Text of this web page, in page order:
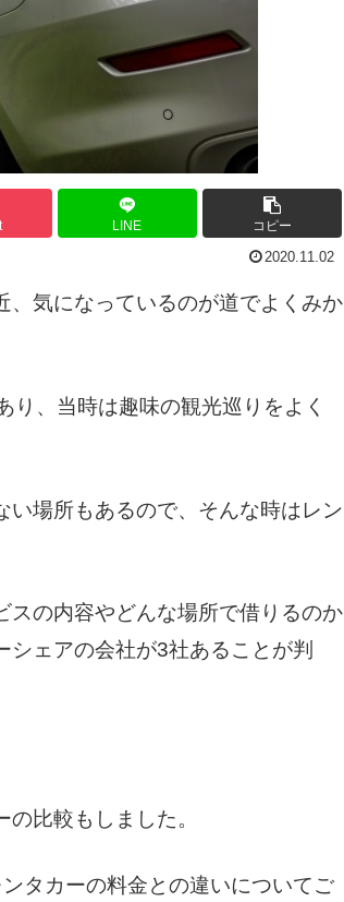
LINE コピー
2020.11.02
、気になっているのが道でよくみか
、当時は趣味の観光巡りをよく
場所もあるので、そんな時はレン
スの内容やどんな場所で借りるのか
ェアの会社が3社あることが判
比較もしました。
タカーの料金との違いについてご